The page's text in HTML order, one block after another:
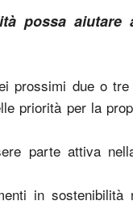
possa aiutare
prossimi due o tre
priorità per la
parte attiva
in